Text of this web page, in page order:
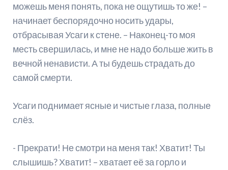
можешь меня понять, пока не ощутишь то же! –
начинает беспорядочно носить удары,
отбрасывая Усаги к стене. – Наконец-то моя
месть свершилась, и мне не надо больше жить в
вечной ненависти. А ты будешь страдать до
самой смерти.
Усаги поднимает ясные и чистые глаза, полные
слёз.
- Прекрати! Не смотри на меня так! Хватит! Ты
слышишь? Хватит! – хватает её за горло и